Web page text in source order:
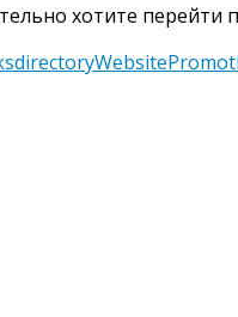
хотите перейти